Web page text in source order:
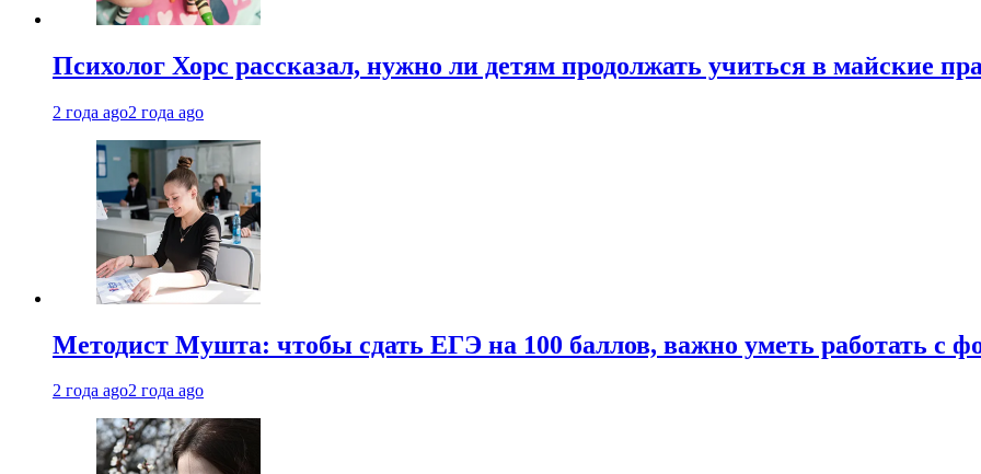
Психолог Хорс рассказал, нужно ли детям продолжать учиться в майские
2 года ago2 года ago
Методист Мушта: чтобы сдать ЕГЭ на 100 баллов, важно уметь работать с
2 года ago2 года ago